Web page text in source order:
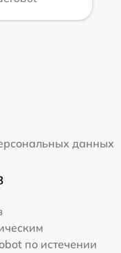
данных
по истечении